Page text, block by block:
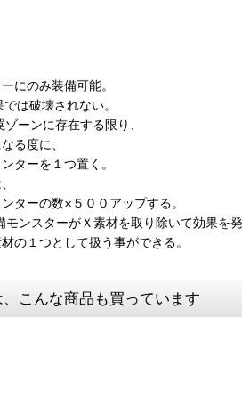
にのみ装備可能。
は破壊されない。
ーンに存在する限り、
る度に、
ターを１つ置く。
ターの数×５００アップする。
ンスターがＸ素材を取り除いて効果を発
の１つとして扱う事ができる。
こんな商品も買っています